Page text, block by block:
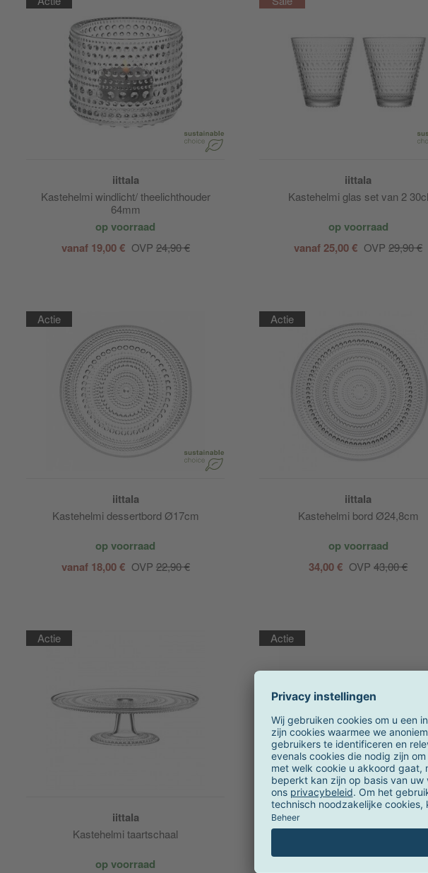
iittala
Kastehelmi windlicht/ theelichthouder
64mm
op voorraad
vanaf 19,00 € OVP 24,90 €
iittala
Kastehelmi glas set van 2 30cl
op voorraad
vanaf 25,00 € OVP29,90 €
iittala
Kastehelmi dessertbord Ø17cm
op voorraad
vanaf 18,00 € OVP 22,90 €
Actie
iittala
Kastehelmi bord Ø24,8cm
op voorraad
34,00 € OVP43,00 €
Actie
iittala
Kastehelmi taartschaal
op voorraad
Actie
Kastehelmi schaal 1,4l
Actie